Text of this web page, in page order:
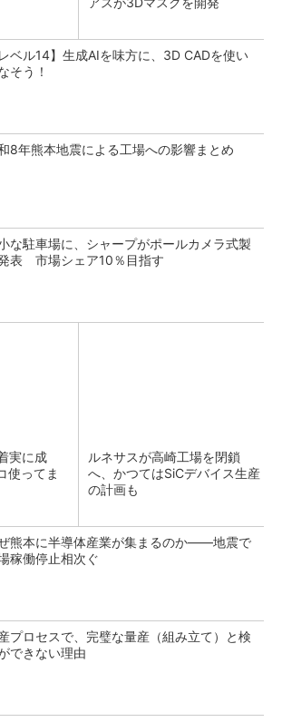
レベル14】生成AIを味方に、3D CADを使い
そう！
8年熊本地震による工場への影響まとめ
な駐車場に、シャープがポールカメラ式製
表 市場シェア10％目指す
実に成
使ってま
ルネサスが高崎工場を閉鎖
へ、かつてはSiCデバイス生産
の計画も
熊本に半導体産業が集まるのか――地震で
稼働停止相次ぐ
プロセスで、完璧な量産（組み立て）と検
できない理由